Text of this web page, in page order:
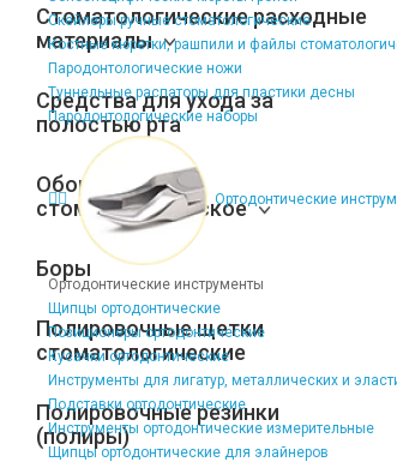
Скейлеры ручные стоматологические
Костные кюретки, рашпили и файлы
Пародонтологические ножи
Туннельные распаторы для пластики десны
Пародонтологические наборы
Ортодонтические
Ортодонтические инструменты
Щипцы ортодонтические
Позиционеры ортодонтические
Кусачки ортодонтические
Инструменты для лигатур, металлических и
Подставки ортодонтические
Инструменты ортодонтические измерительные
Щипцы ортодонтические для элайнеров
Стоматологические расходные
материалы
Средства для ухода за
полостью рта
Оборудование
стоматологическое
Боры
Полировочные щетки
стоматологические
Полировочные резинки
(полиры)